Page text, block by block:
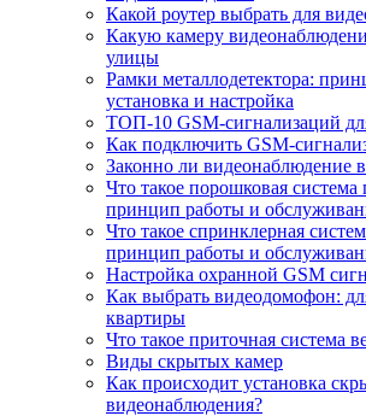
Какой роутер выбрать для
Какую камеру
улицы
Рамки металлодетектора:
установка и настройка
ТОП-10 GSM-сигнализаций
Как подключить GSM-
Законно ли видеонаблюдение
Что такое порошковая
принцип работы и
Что такое спринклерная
принцип работы и
Настройка охранной GSM
Как выбрать видеодомофон:
квартиры
Что такое приточная система
Виды скрытых камер
Как происходит установка
видеонаблюдения?